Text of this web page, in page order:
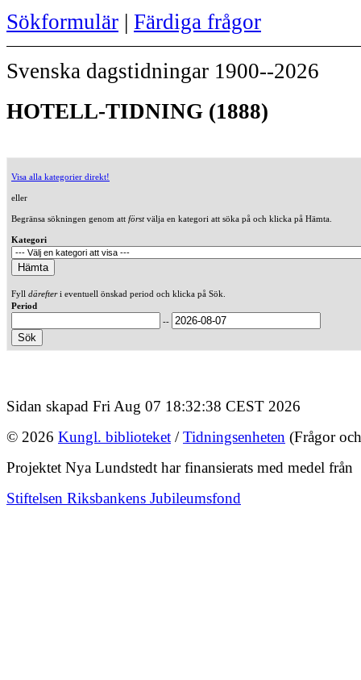
Sökformulär | Färdiga frågor
Svenska dagstidningar 1900--2026
HOTELL-TIDNING (1888)
Visa alla kategorier direkt!
eller
Begränsa sökningen genom att förstvälja en kategori att söka på och klicka på Hämta.
Kategori
Fyll därefteri eventuell önskad period och klicka på Sök.
Period
--
Sidan skapad Fri Aug 07 18:32:38 CEST 2026
© 2026 Kungl. biblioteket /Tidningsenheten (Frågor
Projektet Nya Lundstedt har finansierats med medel från
Stiftelsen Riksbankens Jubileumsfond